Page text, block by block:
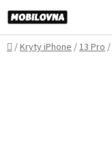
Prejsť
na
obsah
Domov
/Kryty iPhone/13 Pro/